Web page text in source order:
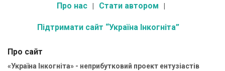
Про нас Стати автором
Підтримати сайт “Україна Інкогніта”
Про сайт
«Україна Інкогніта» - неприбутковий проект ентузіастів